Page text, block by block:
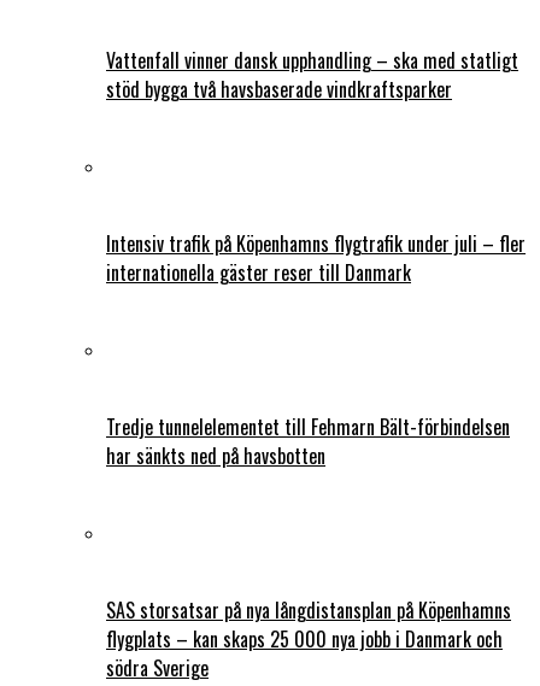
Vattenfall vinner dansk upphandling – ska med statligt
stöd bygga två havsbaserade vindkraftsparker
Intensiv trafik på Köpenhamns flygtrafik under juli – fler
internationella gäster reser till Danmark
Tredje tunnelelementet till Fehmarn Bält-förbindelsen
har sänkts ned på havsbotten
SAS storsatsar på nya långdistansplan på Köpenhamns
flygplats – kan skaps 25 000 nya jobb i Danmark och
södra Sverige